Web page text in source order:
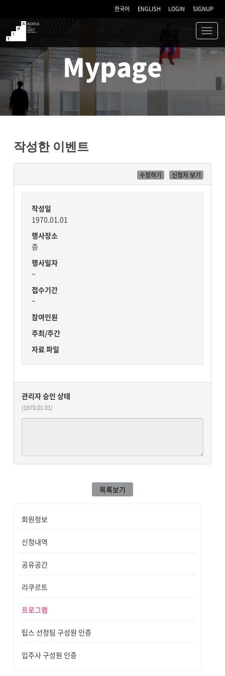
한국어 ENGLISH LOGIN SIGNUP
TIPS
Mypage
작성한 이벤트
수정하기 신청자 보기
작성일
1970.01.01
행사장소
층
행사일자
~
접수기간
~
참여인원
주최/주간
자료 파일
관리자 승인 상태
(1970.01.01)
목록보기
회원정보
신청내역
공유공간
리쿠르트
프로그램
팁스 선정팀 구성원 인증
입주사 구성원 인증